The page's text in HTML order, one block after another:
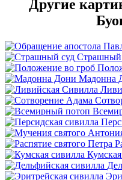
Другие
Страшный
Мадонна